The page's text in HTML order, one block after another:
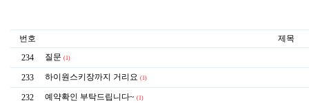
번호
제목
234
질문 (1)
233 하이원스키장까지 거리요 (1)
232 예약확인 부탁드립니다~ (1)